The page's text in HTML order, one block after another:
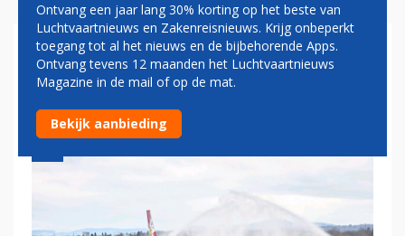
EDELWEISS ONTVANGT
EERSTE AIRBUS A350
Ontvang een jaar lang 30% korting op het beste van
Luchtvaartnieuws en Zakenreisnieuws. Krijg onbeperkt
toegang tot al het nieuws en de bijbehorende Apps.
Ontvang tevens 12 maanden het Luchtvaartnieuws
Magazine in de mail of op de mat.
Bekijk aanbieding